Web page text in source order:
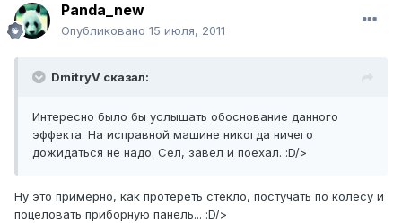
Panda_new
Опубликовано 15 июля, 2011
DmitryV сказал:
Интересно было бы услышать обоснование данного
эффекта. На исправной машине никогда ничего
дожидаться не надо. Сел, завел и поехал. :D/>
Ну это примерно, как протереть стекло, постучать по колесу и
поцеловать приборную панель... :D/>